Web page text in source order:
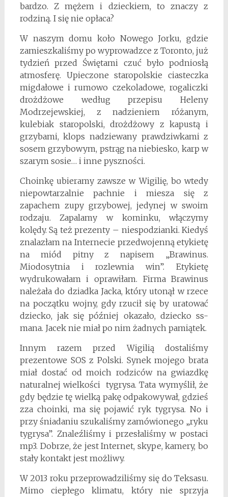
bardzo. Z mężem i dzieckiem, to znaczy z
rodziną. I się nie opłaca?
W naszym domu koło Nowego Jorku, gdzie
zamieszkaliśmy po wyprowadzce z Toronto, już
tydzień przed Świętami czuć było podniosłą
atmosferę. Upieczone staropolskie ciasteczka
migdałowe i rumowo czekoladowe, rogaliczki
drożdżowe według przepisu Heleny
Modrzejewskiej, z nadzieniem różanym,
kulebiak staropolski, drożdżowy z kapustą i
grzybami, klops nadziewany prawdziwkami z
sosem grzybowym, pstrąg na niebiesko, karp w
szarym sosie… i inne pyszności.
Choinkę ubieramy zawsze w Wigilię, bo wtedy
niepowtarzalnie pachnie i miesza się z
zapachem zupy grzybowej, jedynej w swoim
rodzaju. Zapalamy w kominku, włączymy
kolędy. Są też prezenty – niespodzianki. Kiedyś
znalazłam na Internecie przedwojenną etykietę
na miód pitny z napisem „Brawinus.
Miodosytnia i rozlewnia win”. Etykietę
wydrukowałam i oprawiłam. Firma Brawinus
należała do dziadka Jacka, który utonął w rzece
na początku wojny, gdy rzucił się by uratować
dziecko, jak się później okazało, dziecko ss-
mana. Jacek nie miał po nim żadnych pamiątek.
Innym razem przed Wigilią dostaliśmy
prezentowe SOS z Polski. Synek mojego brata
miał dostać od moich rodziców na gwiazdkę
naturalnej wielkości tygrysa. Tata wymyślił, że
gdy będzie tę wielką pakę odpakowywał, gdzieś
zza choinki, ma się pojawić ryk tygrysa. No i
przy śniadaniu szukaliśmy zamówionego „ryku
tygrysa”. Znaleźliśmy i przesłaliśmy w postaci
mp3. Dobrze, że jest Internet, skype, kamery, bo
stały kontakt jest możliwy.
W 2013 roku przeprowadziliśmy się do Teksasu.
Mimo ciepłego klimatu, który nie sprzyja